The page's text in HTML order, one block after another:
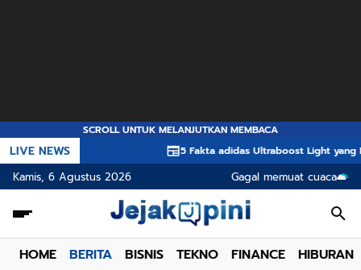
SCROLL UNTUK MELANJUTKAN MEMBACA
LIVE NEWS 5 Fakta adidas Ultraboost Light yang
Kamis, 6 Agustus 2026 Gagal memuat cuaca
HOME BERITA BISNIS TEKNO FINANCE HIBURAN